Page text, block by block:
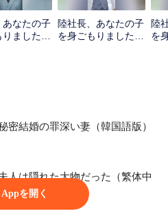
Appを開く
あなたの子
ました_
陸社長、あなたの子
を身ごもりました_
陸
を
密結婚の罪深い妻（韓国語版）
人は隠れた大物だった（繁体中